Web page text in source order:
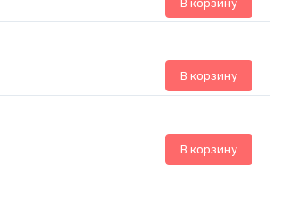
В корзину
В корзину
В корзину